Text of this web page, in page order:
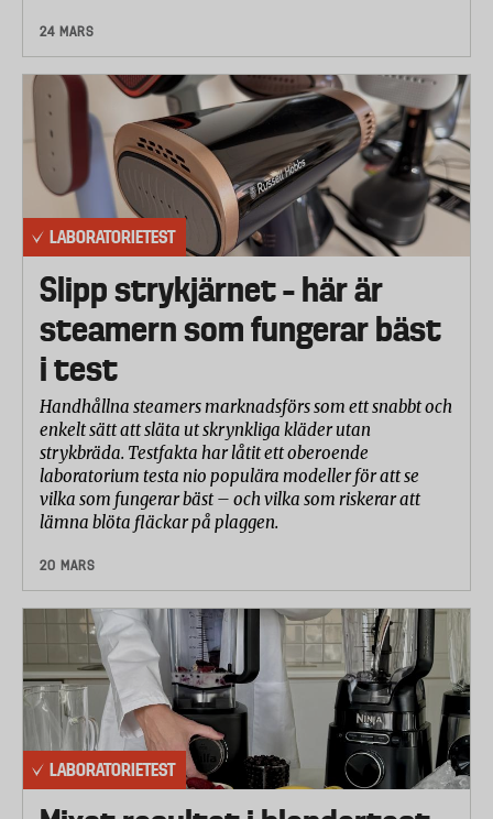
24 MARS
LABORATORIETEST
Slipp strykjärnet – här är
steamern som fungerar bäst
i test
Handhållna steamers marknadsförs som ett snabbt och
enkelt sätt att släta ut skrynkliga kläder utan
strykbräda. Testfakta har låtit ett oberoende
laboratorium testa nio populära modeller för att se
vilka som fungerar bäst – och vilka som riskerar att
lämna blöta fläckar på plaggen.
20 MARS
LABORATORIETEST